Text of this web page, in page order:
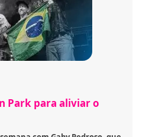
Park para aliviar o